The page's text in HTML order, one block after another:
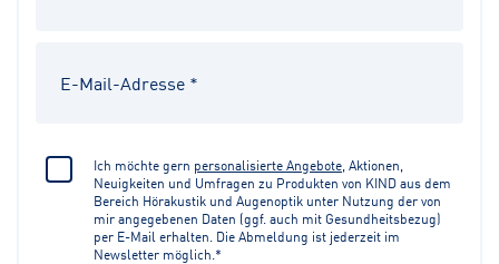
Ich möchte gern personalisierte Angebote , Aktionen,
Neuigkeiten und Umfragen zu Produkten von KIND aus dem
Bereich Hörakustik und Augenoptik unter Nutzung der von
mir angegebenen Daten (ggf. auch mit Gesundheitsbezug)
per E-Mail erhalten. Die Abmeldung ist jederzeit im
Newsletter möglich.*